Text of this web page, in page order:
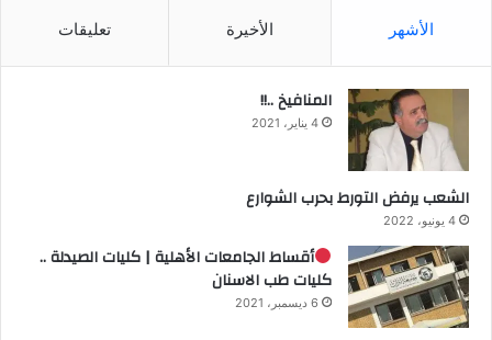
الأشهر الأخيرة تعليقات
المنافيخ ..!!
4 يناير، 2021
الشعب يرفض التورط بحرب الشوارع
4 يونيو، 2022
أقساط الجامعات الأهلية | كليات الصيدلة ..
كليات طب الاسنان
6 ديسمبر، 2021